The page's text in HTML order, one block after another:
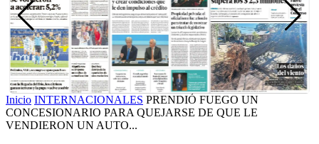
Inicio INTERNACIONALES PRENDIÓ FUEGO UN
CONCESIONARIO PARA QUEJARSE DE QUE LE
VENDIERON UN AUTO...